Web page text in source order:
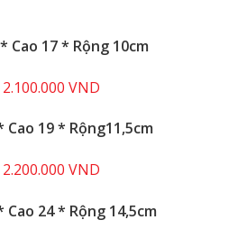
Cao 17 * Rộng 10cm
VND
Cao 19 * Rộng11,5cm
VND
Cao 24 * Rộng 14,5cm